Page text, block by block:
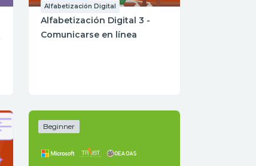
Alfabetización Digital
Alfabetización Digital 3 -
Comunicarse en línea
Beginner